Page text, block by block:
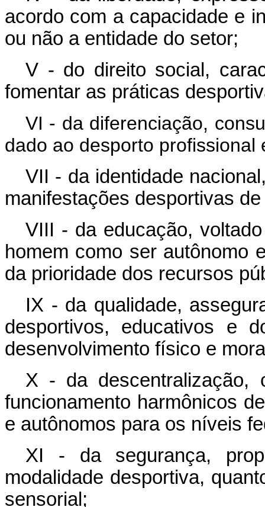
acordo com a capacidade e
ou não a entidade do setor;
V - do direito social,
fomentar as práticas
VI - da diferenciação,
dado ao desporto profissional
VII - da identidade
manifestações desportivas
VIII - da educação,
homem como ser autônomo
da prioridade dos recursos
IX - da qualidade,
desportivos, educativos e
desenvolvimento físico e
X - da descentralização,
funcionamento harmônicos
e autônomos para os níveis
XI - da segurança,
modalidade desportiva,
sensorial;